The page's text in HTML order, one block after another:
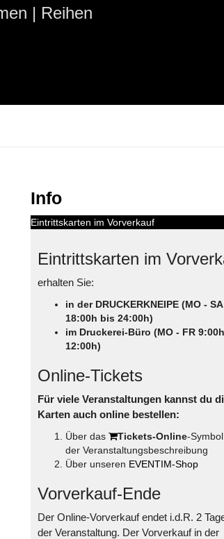
| Reihen
Info
Eintrittskarten im Vorverkauf
Eintrittskarten im
erhalten Sie:
in der DRUCKERKNEIPE (MO - SA
18:00h bis 24:00h)
im Druckerei-Büro (MO - FR
12:00h)
Online-Tickets
Für viele Veranstaltungen kannst du
Karten auch online bestellen:
Über das Tickets-Online-
der Veranstaltungsbeschreibung
Über unseren EVENTIM-Shop
Vorverkauf-Ende
Der Online-Vorverkauf endet i.d.R. 2
der Veranstaltung. Der Vorverkauf in der